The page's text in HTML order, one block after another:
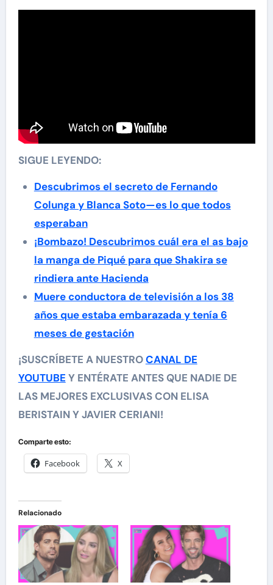
SIGUE LEYENDO:
Descubrimos el secreto de Fernando
Colunga y Blanca Soto—es lo que todos
esperaban
¡Bombazo! Descubrimos cuál era el as bajo
la manga de Piqué para que Shakira se
rindiera ante Hacienda
Muere conductora de televisión a los 38
años que estaba embarazada y tenía 6
meses de gestación
¡SUSCRÍBETE A NUESTROCANAL DE
YOUTUBE Y ENTÉRATE ANTES QUE NADIE DE
LAS MEJORES EXCLUSIVAS CON ELISA
BERISTAIN Y JAVIER CERIANI!
Comparte esto:
Facebook X
Relacionado